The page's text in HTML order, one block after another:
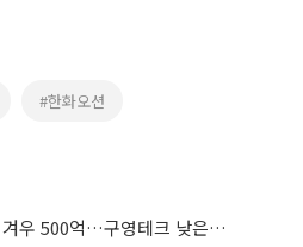
#한화오션
매출 4000억대에 시총은 겨우 500억…구영테크 낮은 몸값에 저가 승계 마무리